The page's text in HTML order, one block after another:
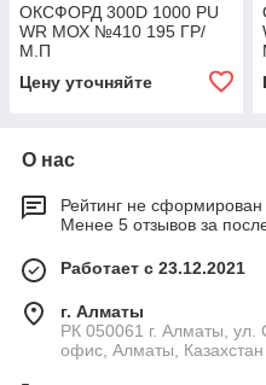
ОКСФОРД 300D 1000 PU
WR МОХ №410 195 ГР/
М.П
Цену уточняйте
О нас
Рейтинг не сформирован
Менее 5 отзывов за
Работает с 23.12.2021
г. Алматы
РК 050061 г. Алматы, ул.
офис, Алматы, Казахстан